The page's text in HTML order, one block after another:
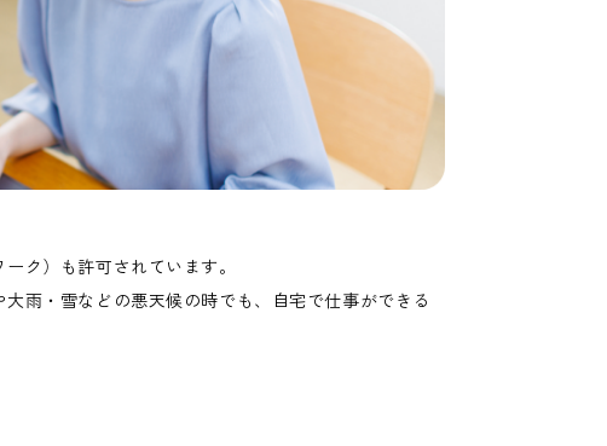
ク）も許可されています。
雨・雪などの悪天候の時でも、自宅で仕事ができる